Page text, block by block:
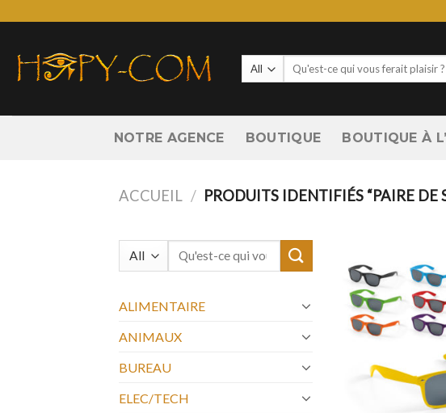
Recherche
pour :
NOTRE AGENCE BOUTIQUE BOUTIQUE À
ACCUEIL / PRODUITS IDENTIFIÉS “PAIRE DE
Recherche
pour :
ALIMENTAIRE
ANIMAUX
BUREAU
ELEC/TECH